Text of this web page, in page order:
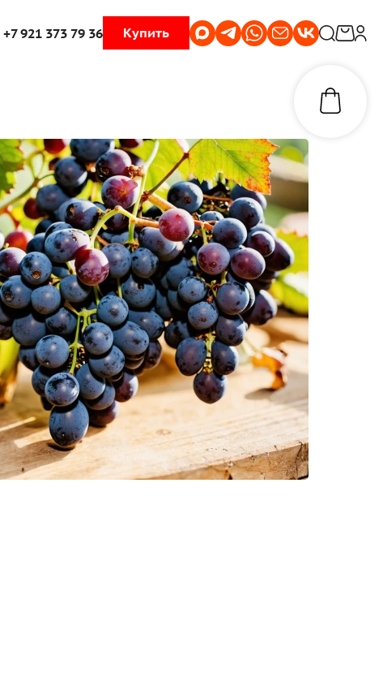
+7 921 373 79 36 Купить